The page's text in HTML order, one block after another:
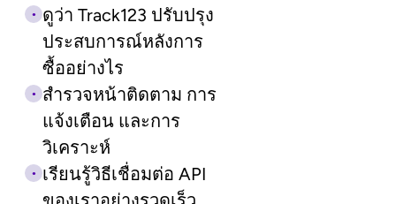
ดูว่า Track123 ปรับปรุง
ประสบการณ์หลังการ
ซื้ออย่างไร
สำรวจหน้าติดตาม การ
แจ้งเตือน และการ
วิเคราะห์
เรียนรู้วิธีเชื่อมต่อ API